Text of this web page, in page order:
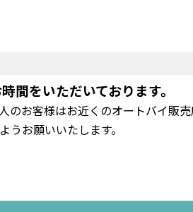
間をいただいております。
のお客様はお近くのオートバイ販売
うお願いいたします。